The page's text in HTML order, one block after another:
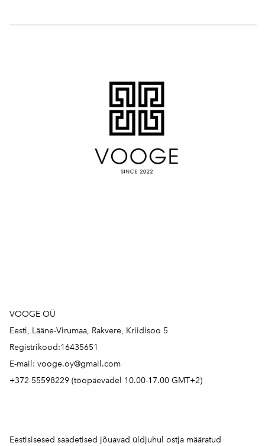
VOOGE OÜ
Eesti, Lääne-Virumaa, Rakvere, Kriidisoo 5
Registrikood:16435651
E-mail: vooge.oy@gmail.com
+372 55598229 (tööpäevadel 10.00-17.00 GMT+2)
Eestisisesed saadetised jõuavad üldjuhul ostja määratud